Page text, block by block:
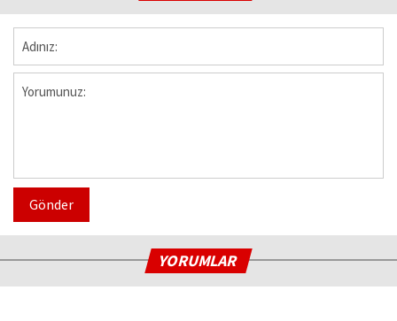
Gönder
YORUMLAR